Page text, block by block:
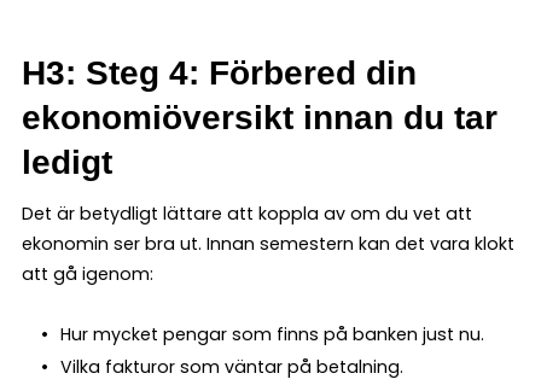
H3: Steg 4: Förbered din
ekonomiöversikt innan du tar
ledigt
Det är betydligt lättare att koppla av om du vet att
ekonomin ser bra ut. Innan semestern kan det vara klokt
att gå igenom:
Hur mycket pengar som finns på banken just nu.
Vilka fakturor som väntar på betalning.